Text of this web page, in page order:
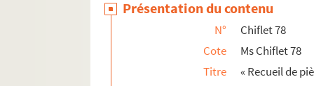
163. Lettre du doyen Carondelet, frère du
169. Pièce de vers latins ; relation
176. Manifeste de Gaston, duc d'Orléans.
178. Négociations du duc d'Orléans pour
Présentation du contenu
N°
Chiflet 78
Cote
Ms Chiflet 78
Titre
« Recueil de